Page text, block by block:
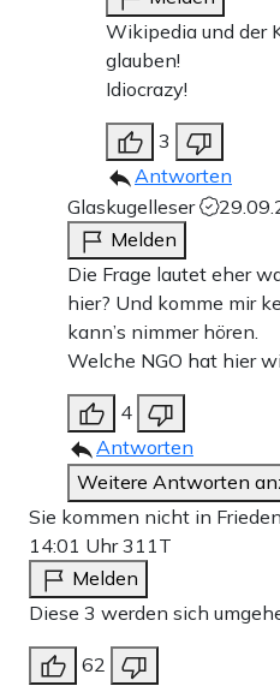
Wikipedia und der
glauben!
Idiocrazy!
3
Antworten
Glaskugelleser
Melden
Die Frage lautet eher
hier? Und komme mir
kann’s nimmer hören.
Welche NGO hat hier
4
Antworten
Weitere Antworten
Sie kommen nicht in Frieden
14:01 Uhr311T
Melden
Diese 3 werden sich
62